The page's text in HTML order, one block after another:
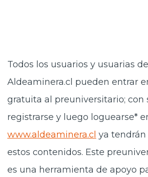
Todos los usuarios y usuarias de
Aldeaminera.cl pueden entrar
gratuita al preuniversitario; con
registrarse y luego loguearse*
www.aldeaminera.cl ya tendrán
estos contenidos. Este
es una herramienta de apoyo